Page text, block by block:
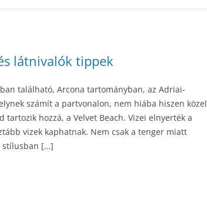
látnivalók tippek
található, Arcona tartományban, az Adriai-
számít a partvonalon, nem hiába hiszen közel
hozzá, a Velvet Beach. Vizei elnyerték a
vizek kaphatnak. Nem csak a tenger miatt
stílusban […]